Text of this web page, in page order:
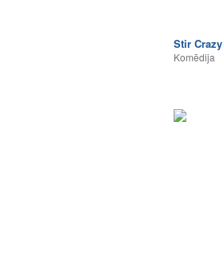
Stir Crazy
Komēdija